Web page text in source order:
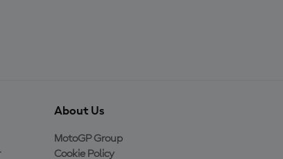
About Us
MotoGP Group
Cookie Policy